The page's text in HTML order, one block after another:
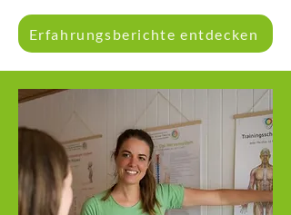
Erfahrungsberichte entdecken